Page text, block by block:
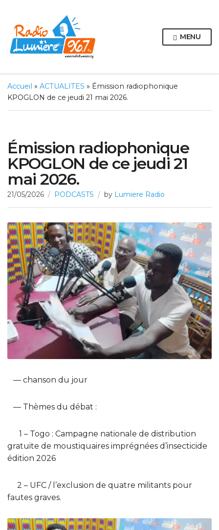
MENU
Accueil » ACTUALITES » Émission radiophonique
KPOGLON de ce jeudi 21 mai 2026.
Émission radiophonique
KPOGLON de ce jeudi 21
mai 2026.
21/05/2026 PODCASTS by Lumiere Radio
— chanson du jour
— Thèmes du débat :
1 – Togo : Campagne nationale de distribution
gratuite de moustiquaires imprégnées d’insecticide
édition 2026
2 – UFC / l’exclusion de quatre militants pour
fautes graves.